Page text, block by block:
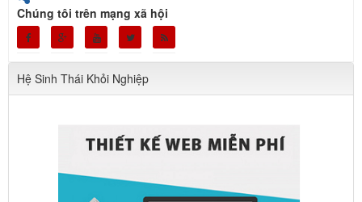
Chúng tôi trên mạng xã hội
Hệ Sinh Thái Khỏi Nghiệp